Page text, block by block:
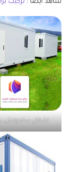
شاهد أيضا : تركيب
اشكال ساندوتش